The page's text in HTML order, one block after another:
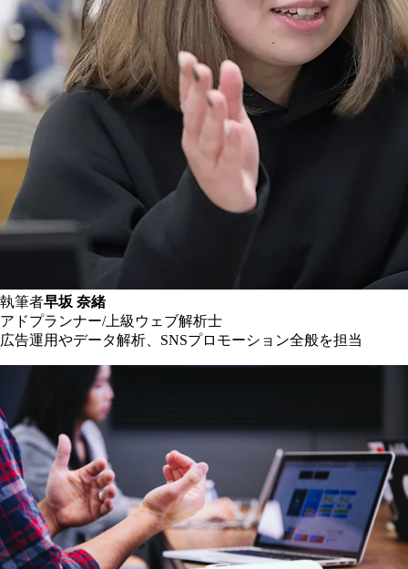
執筆者早坂 奈緒
アドプランナー/上級ウェブ解析士
広告運用やデータ解析、SNSプロモーション全般を担当